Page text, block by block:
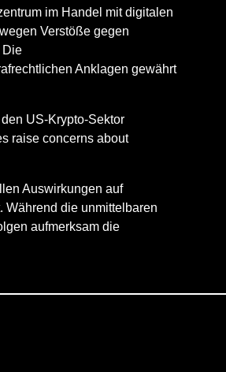
im Handel mit digitalen
Verstöße gegen
Die
Anklagen gewährt
US-Krypto-Sektor
raise concerns about
Auswirkungen auf
die unmittelbaren
aufmerksam die